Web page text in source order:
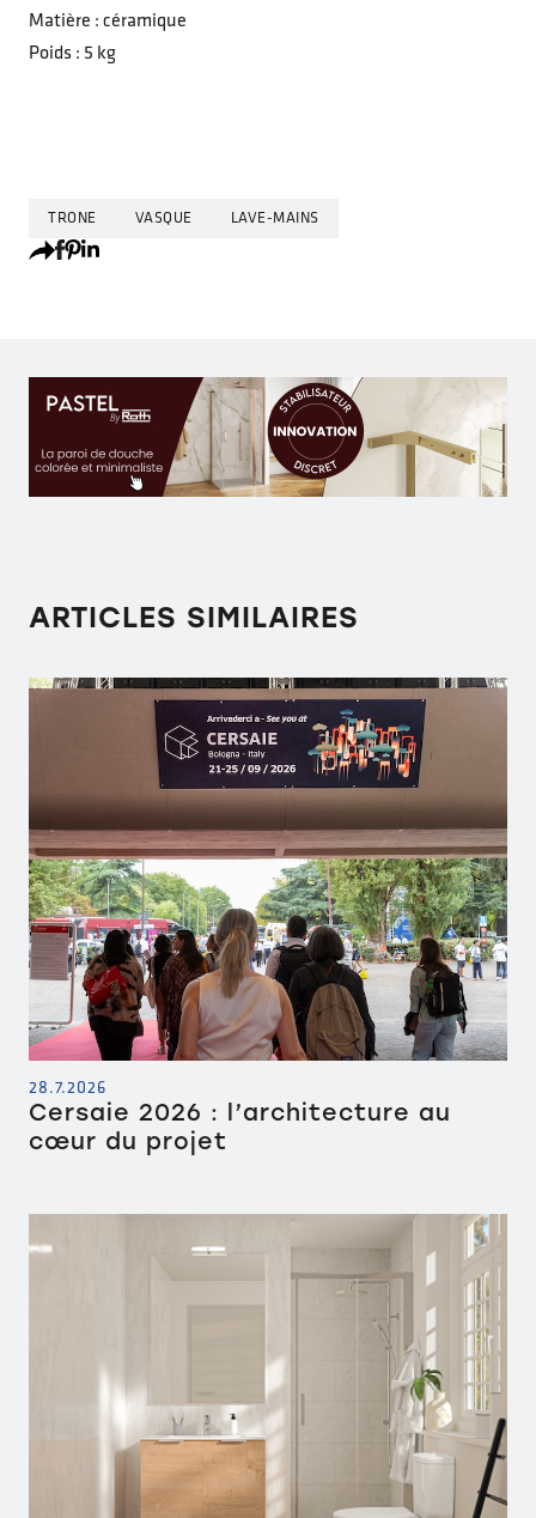
Matière : céramique
Poids : 5 kg
TRONE VASQUE LAVE-MAINS
ARTICLES SIMILAIRES
28.7.2026
Cersaie 2026 : l’architecture au
cœur du projet